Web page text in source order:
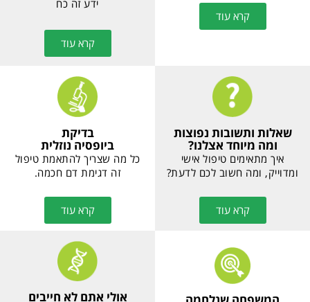
לקבל טיפול מותאם אישית,
מדוייק ויעיל.
קרא עוד
בלוג - חידושים וכתבות
בטיפול בסרטן
כל מה שחשוב לדעת על
חידושים בטיפול בסרטן – כי
ידע זה כח
קרא עוד
שאלות ותשובות נפוצות
ומה מיוחד אצלנו?
איך מתאימים טיפול אישי
ומדוייק, ומה חשוב לכם
לדעת?
בדיקת
ביופסיה נוזלית
כל מה שצריך להתאמת
טיפול זה דגימת דם חכמה.